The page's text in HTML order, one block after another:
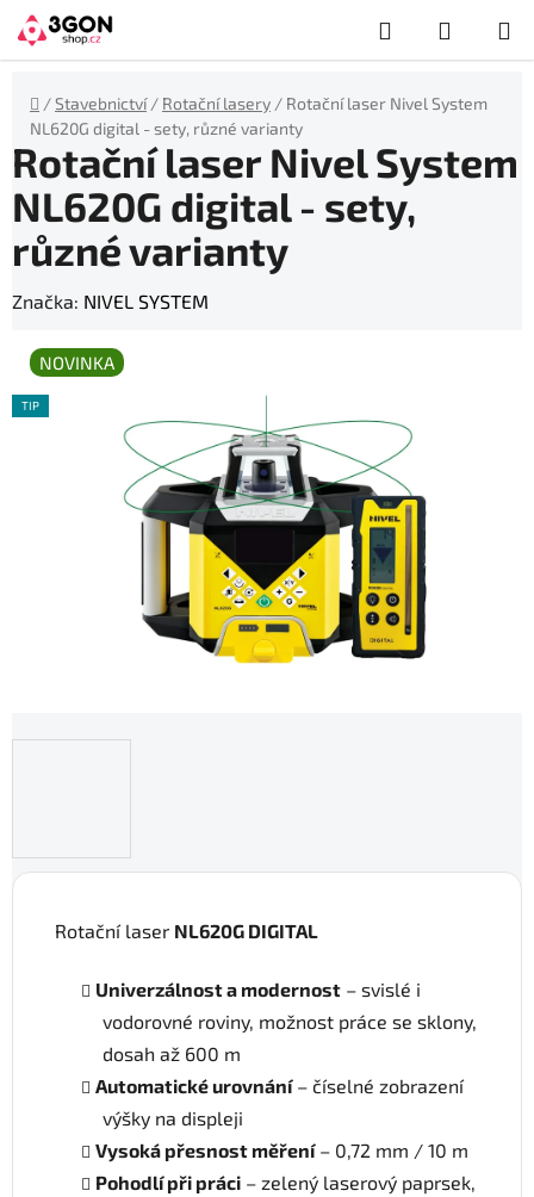
Přejít
na
obsah
Hledat
KOŠÍK
Domů
/Stavebnictví / Rotační lasery / Rotační laser Nivel System
NL620G digital - sety, různé varianty
Rotační laser NL620G DIGITAL
Univerzálnost a modernost – svislé i
vodorovné roviny, možnost práce se sklony,
dosah až 600 m
Automatické urovnání– číselné zobrazení
výšky na displeji
Vysoká přesnost měření– 0,72 mm / 10 m
Pohodlí při práci – zelený laserový paprsek,
Rotační laser Nivel System
NL620G digital - sety,
různé varianty
Značka: NIVEL SYSTEM
NOVINKA
TIP